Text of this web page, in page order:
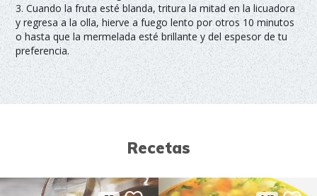
3. Cuando la fruta esté blanda, tritura la mitad en la licuadora
y regresa a la olla, hierve a fuego lento por otros 10 minutos
o hasta que la mermelada esté brillante y del espesor de tu
preferencia.
Recetas